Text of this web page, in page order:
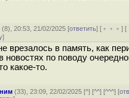
(8), 20:53, 21/02/2025 [ответить] [ ﹢﹢﹢] [
]
врезалось в память, как
новостях по поводу
какое-то.
(33), 23:09, 22/02/2025 [^] [^^] [^^^] [